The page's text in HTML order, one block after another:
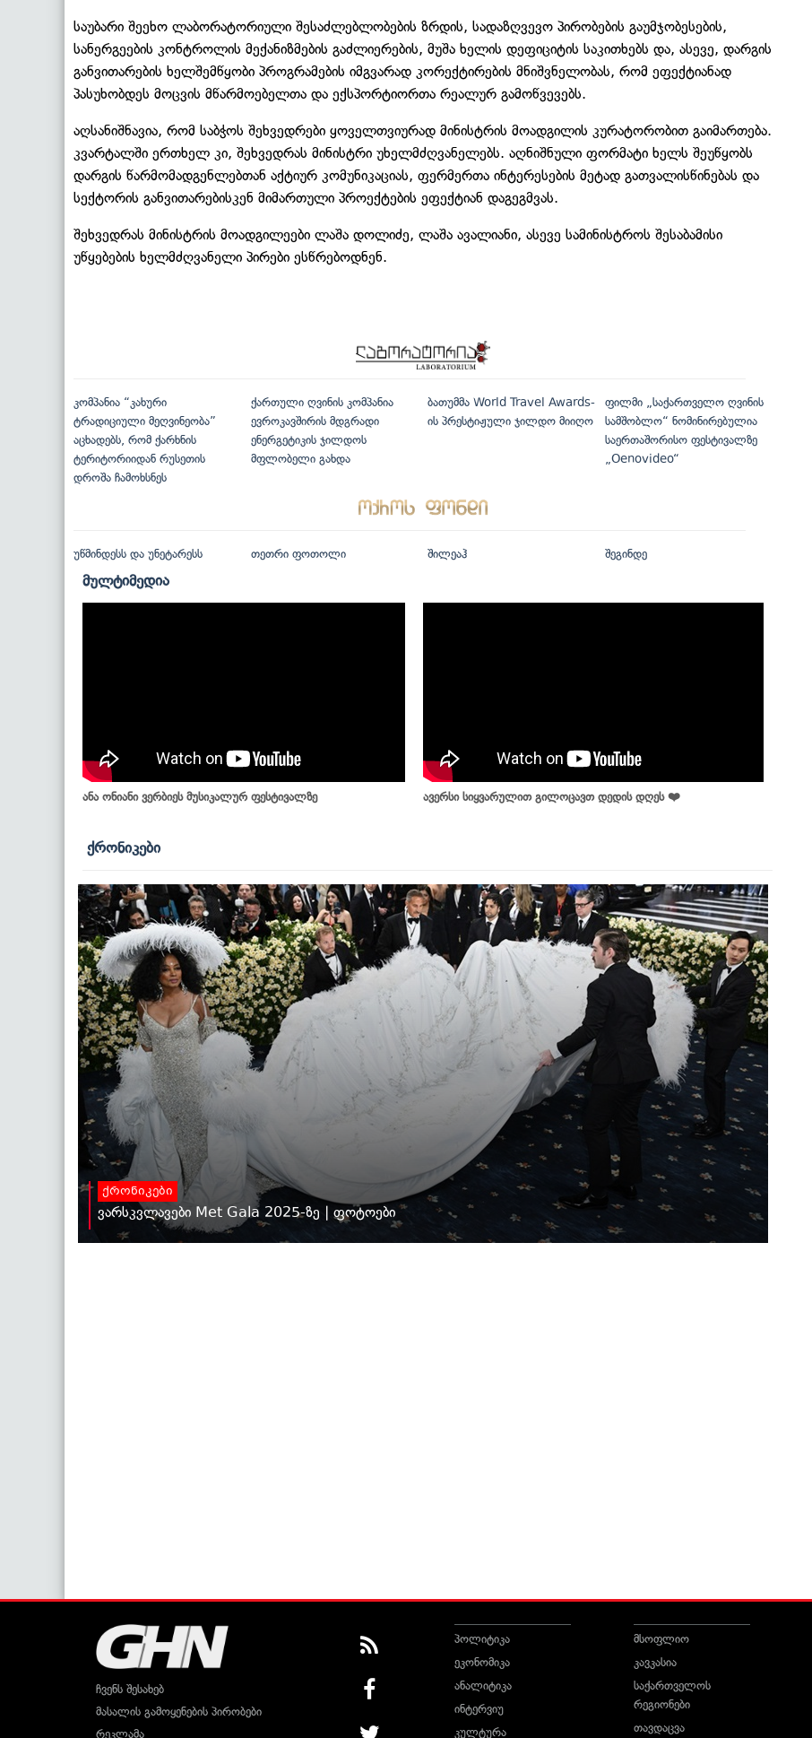
საუბარი შეეხო ლაბორატორიული შესაძლებლობების ზრდის, სადაზღვევო პირობების გაუმჯობესების,
სანერგეების კონტროლის მექანიზმების გაძლიერების, მუშა ხელის დეფიციტის საკითხებს და, ასევე, დარგის
განვითარების ხელშემწყობი პროგრამების იმგვარად კორექტირების მნიშვნელობას, რომ ეფექტიანად
პასუხობდეს მოცვის მწარმოებელთა და ექსპორტიორთა რეალურ გამოწვევებს.
აღსანიშნავია, რომ საბჭოს შეხვედრები ყოველთვიურად მინისტრის მოადგილის კურატორობით გაიმართება.
კვარტალში ერთხელ კი, შეხვედრას მინისტრი უხელმძღვანელებს. აღნიშნული ფორმატი ხელს შეუწყობს
დარგის წარმომადგენლებთან აქტიურ კომუნიკაციას, ფერმერთა ინტერესების მეტად გათვალისწინებას და
სექტორის განვითარებისკენ მიმართული პროექტების ეფექტიან დაგეგმვას.
შეხვედრას მინისტრის მოადგილეები ლაშა დოლიძე, ლაშა ავალიანი, ასევე სამინისტროს შესაბამისი
უწყებების ხელმძღვანელი პირები ესწრებოდნენ.
კომპანია “კახური
ტრადიციული მეღვინეობა”
აცხადებს, რომ ქარხნის
ტერიტორიიდან რუსეთის
დროშა ჩამოხსნეს
ქართული ღვინის კომპანია
ევროკავშირის მდგრადი
ენერგეტიკის ჯილდოს
მფლობელი გახდა
ბათუმმა World Travel Awards-
ის პრესტიჟული ჯილდო მიიღო
ფილმი „საქართველო ღვინის
სამშობლო“ ნომინირებულია
საერთაშორისო ფესტივალზე
„Oenovideo“
უწმინდესს და უნეტარესს თეთრი ფოთოლი შილეაჰ შეგინდე
მულტიმედია
ანა ონიანი ვერბიეს მუსიკალურ ფესტივალზე ავერსი სიყვარულით გილოცავთ დედის დღეს ❤️
ქრონიკები
ქრონიკები
ვარსკვლავები Met Gala 2025-ზე | ფოტოები
ჩვენს შესახებ
მასალის გამოყენების პირობები
რეკლამა
პოლიტიკა
ეკონომიკა
ანალიტიკა
ინტერვიუ
კულტურა
მსოფლიო
კავკასია
საქართველოს
რეგიონები
თავდაცვა